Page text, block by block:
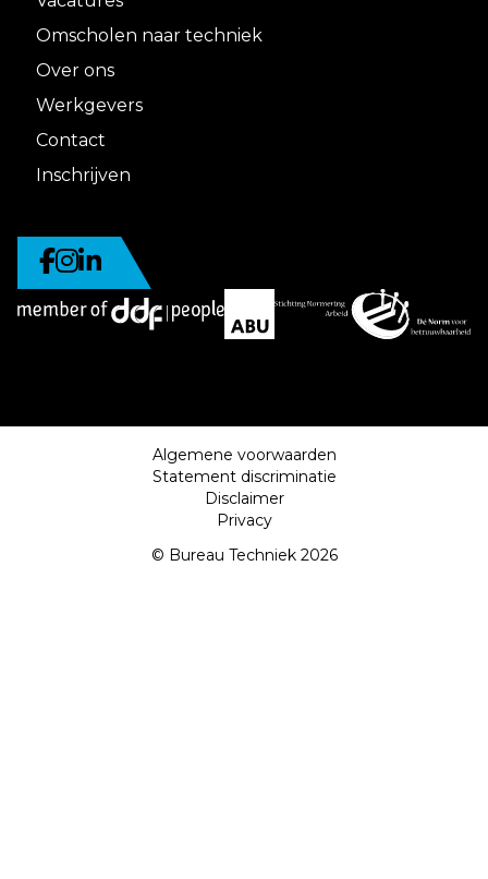
Omscholen naar techniek
Over ons
Werkgevers
Contact
Inschrijven
Algemene voorwaarden
Statement discriminatie
Disclaimer
Privacy
© Bureau Techniek 2026